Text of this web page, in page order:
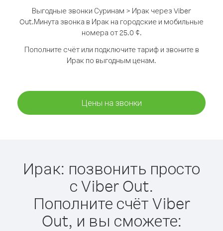
Выгодные звонки Суринам > Ирак через Viber
Out.Минута звонка в Ирак на городские и мобильные
номера от 25.0 ¢.
Пополните счёт или подключите тариф и звоните в
Ирак по выгодным ценам.
Цены на звонки
Ирак: позвонить просто
с Viber Out.
Пополните счёт Viber
Out, и вы сможете: